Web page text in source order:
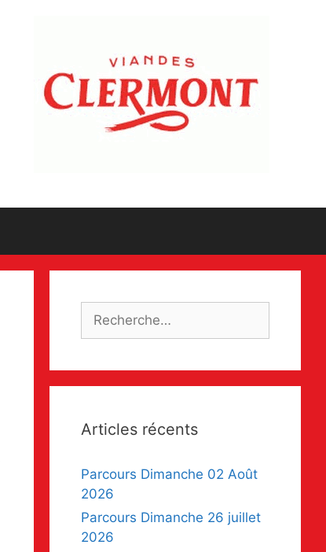
Articles récents
Parcours Dimanche 02 Août
2026
Parcours Dimanche 26 juillet
2026